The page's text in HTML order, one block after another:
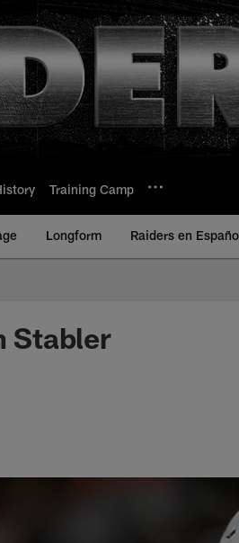
Training Camp
Longform Raiders en
Stabler